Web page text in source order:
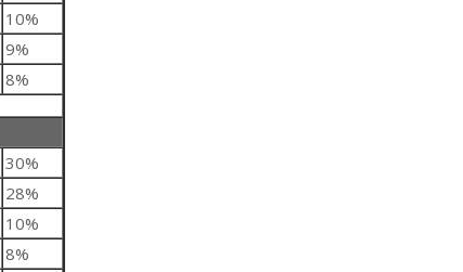
10%
9%
8%
30%
28%
10%
8%